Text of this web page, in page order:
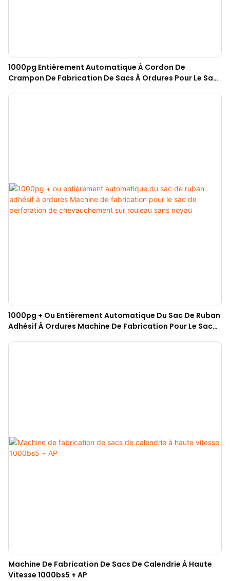
1000pg Entièrement Automatique À Cordon De
Crampon De Fabrication De Sacs À Ordures Pour Le Sac
1000pg + Ou Entièrement Automatique Du Sac De Ruban
Adhésif À Ordures Machine De Fabrication Pour Le Sac
Noyau
Machine De Fabrication De Sacs De Calendrie À Haute
Vitesse 1000bs5 + AP